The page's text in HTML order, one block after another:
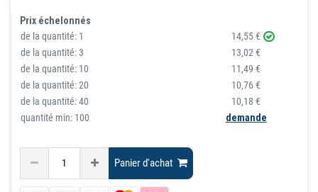
Prix échelonnés
de la quantité: 1
14,55 €
de la quantité:3
13,02 €
de la quantité: 10
11,49 €
de la quantité:20
10,76 €
de la quantité:40
10,18 €
quantité min: 100
demande
Panier d'achat